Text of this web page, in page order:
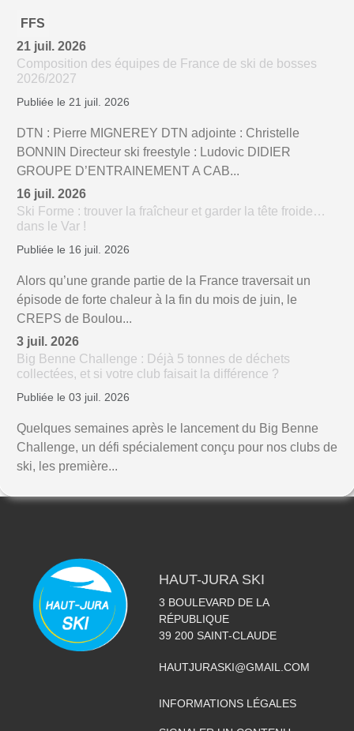
FFS
21 juil. 2026
Composition des équipes de France de ski de bosses
2026/2027
Publiée le 21 juil. 2026
DTN : Pierre MIGNEREY DTN adjointe : Christelle
BONNIN Directeur ski freestyle : Ludovic DIDIER
GROUPE D’ENTRAINEMENT A CAB...
16 juil. 2026
Ski Forme : trouver la fraîcheur et garder la tête froide…
dans le Var !
Publiée le 16 juil. 2026
Alors qu’une grande partie de la France traversait un
épisode de forte chaleur à la fin du mois de juin, le
CREPS de Boulou...
3 juil. 2026
Big Benne Challenge : Déjà 5 tonnes de déchets
collectées, et si votre club faisait la différence ?
Publiée le 03 juil. 2026
Quelques semaines après le lancement du Big Benne
Challenge, un défi spécialement conçu pour nos clubs de
ski, les première...
HAUT-JURA SKI
3 BOULEVARD DE LA
RÉPUBLIQUE
39 200 SAINT-CLAUDE
HAUTJURASKI@GMAIL.COM
INFORMATIONS LÉGALES